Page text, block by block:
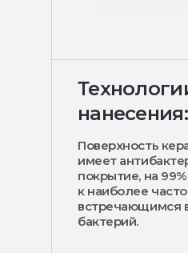
Поверхность
имеет
покрытие, на
к наиболее часто
встречающимся
бактерий.